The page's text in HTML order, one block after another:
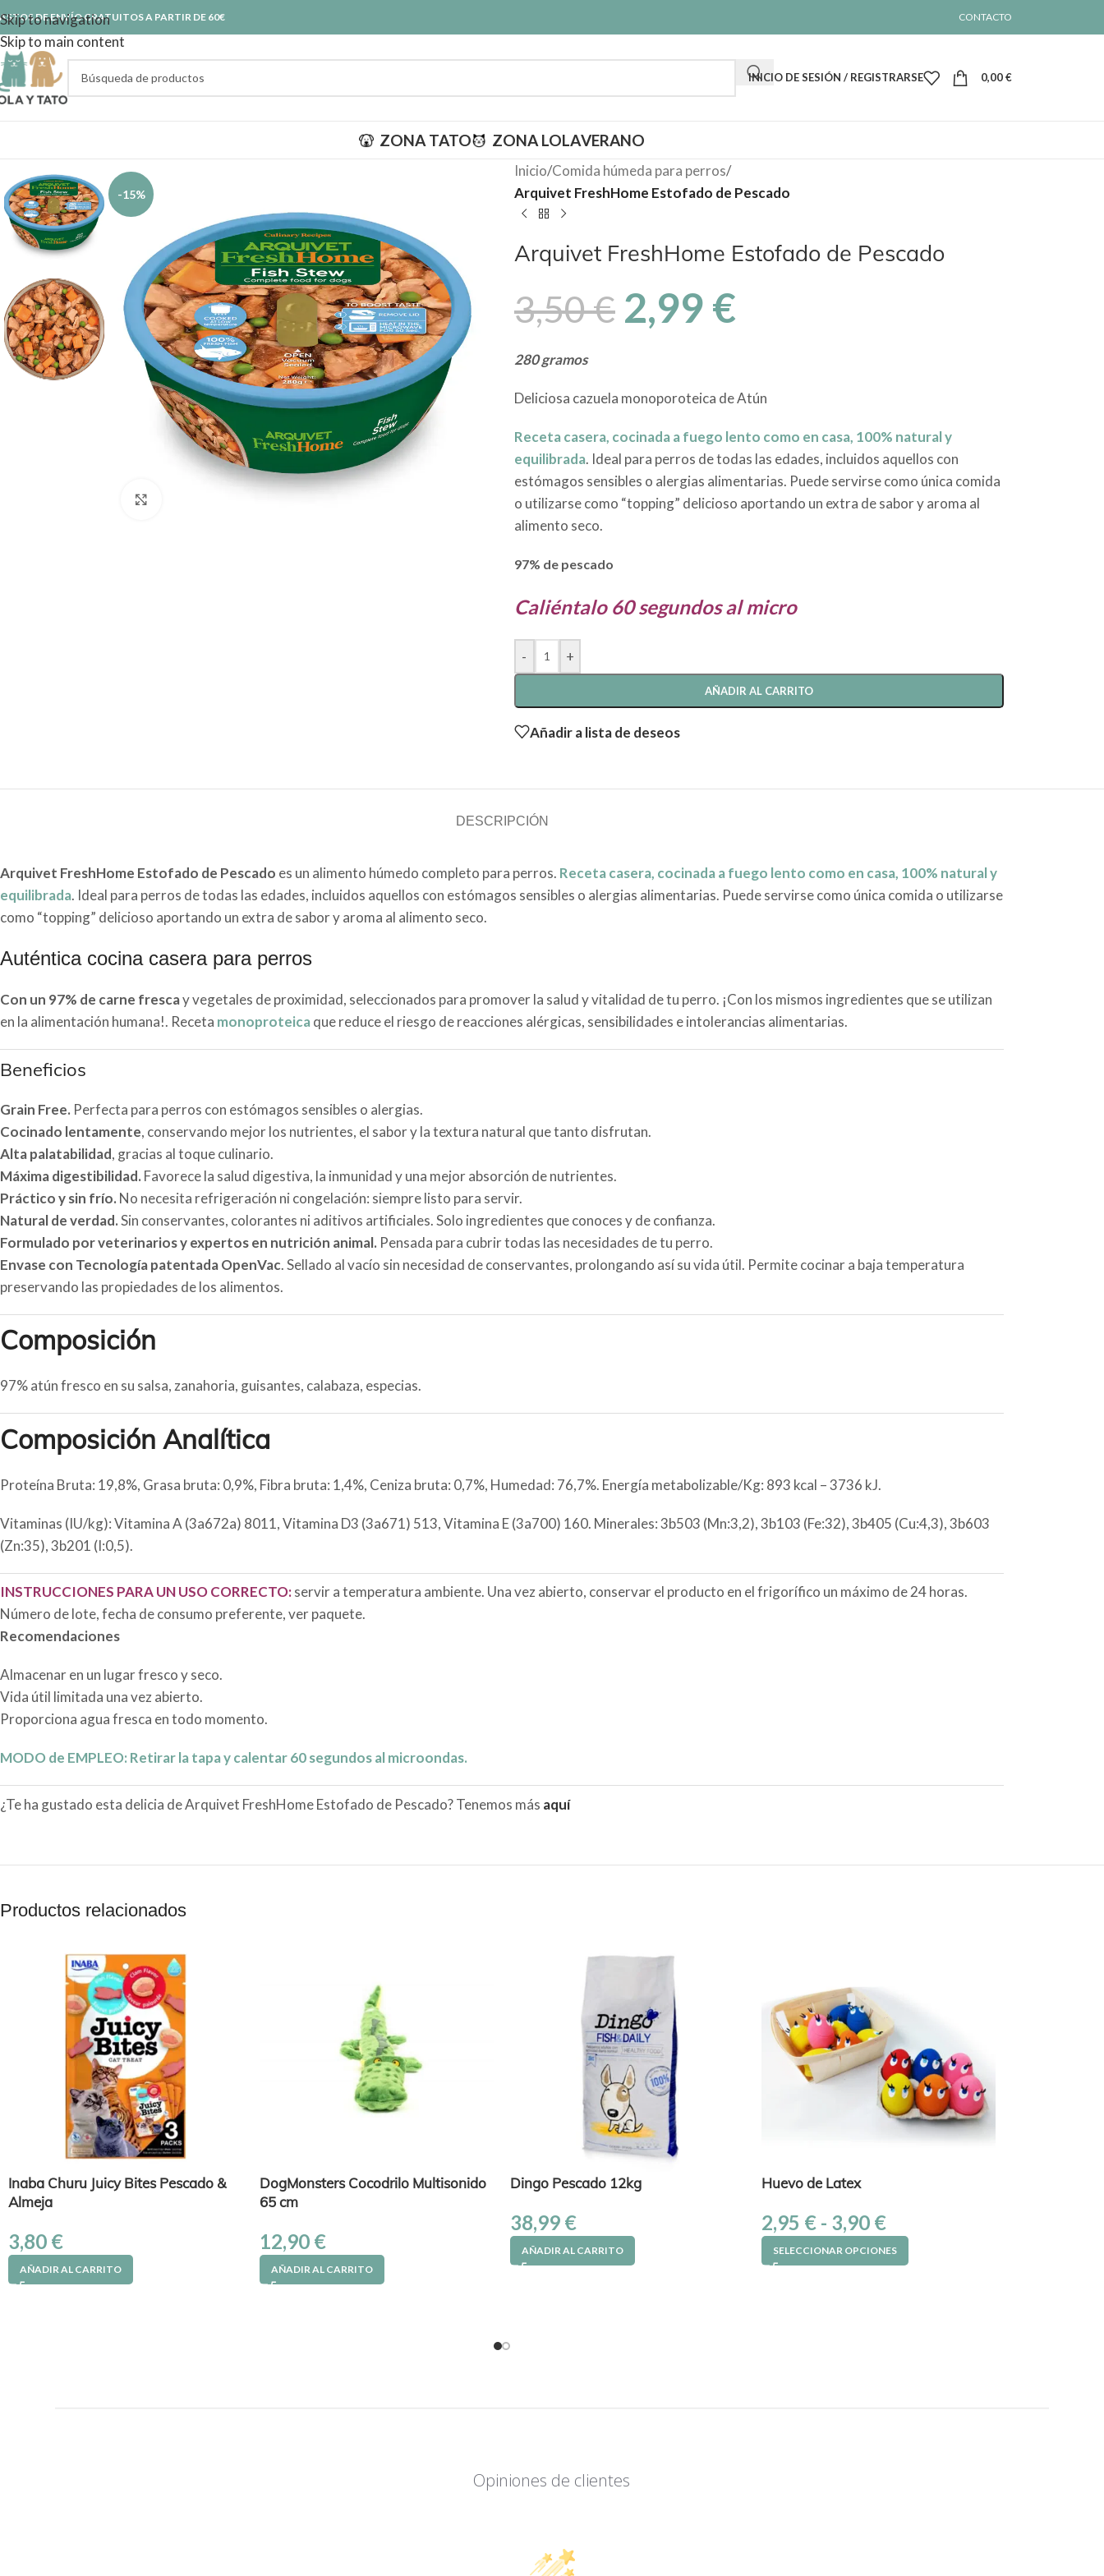
Skip to navigation
Skip to main content
DE ENVÍO GRATUITOS A PARTIR DE 60€ CONTACTO
INICIO DE SESIÓN / REGISTRARSE 0,00€
ZONA TATO ZONA LOLAVERANO
-15%
Inicio/Comida húmeda para perros/
Arquivet FreshHome Estofado de Pescado
Arquivet FreshHome Estofado de Pescado
3,50€ 2,99 €
280 gramos
Deliciosa cazuela monoporoteica de Atún
Receta casera, cocinada a fuego lento como en casa, 100% natural y
equilibrada. Ideal para perros de todas las edades, incluidos aquellos con
estómagos sensibles o alergias alimentarias. Puede servirse como única comida
o utilizarse como “topping” delicioso aportando un extra de sabor y aroma al
alimento seco.
97% de pescado
Caliéntalo 60 segundos al micro
- +
AÑADIR AL CARRITO
Añadir a lista de deseos
DESCRIPCIÓN
Arquivet FreshHome Estofado de Pescado es un alimento húmedo completo para perros. Receta casera, cocinada a fuego lento como en casa, 100% natural y
equilibrada. Ideal para perros de todas las edades, incluidos aquellos con estómagos sensibles o alergias alimentarias. Puede servirse como única comida o utilizarse
como “topping” delicioso aportando un extra de sabor y aroma al alimento seco.
Auténtica cocina casera para perros
Con un 97% de carne frescay vegetales de proximidad, seleccionados para promover la salud y vitalidad de tu perro. ¡Con los mismos ingredientes que se utilizan
en la alimentación humana!. Receta monoproteicaque reduce el riesgo de reacciones alérgicas, sensibilidades e intolerancias alimentarias.
Beneficios
Grain Free. Perfecta para perros con estómagos sensibles o alergias.
Cocinado lentamente, conservando mejor los nutrientes, el sabor y la textura natural que tanto disfrutan.
Alta palatabilidad, gracias al toque culinario.
Máxima digestibilidad. Favorece la salud digestiva, la inmunidad y una mejor absorción de nutrientes.
Práctico y sin frío. No necesita refrigeración ni congelación: siempre listo para servir.
Natural de verdad.Sin conservantes, colorantes ni aditivos artificiales. Solo ingredientes que conoces y de confianza.
Formulado por veterinarios y expertos en nutrición animal. Pensada para cubrir todas las necesidades de tu perro.
Envase con Tecnología patentada OpenVac. Sellado al vacío sin necesidad de conservantes, prolongando así su vida útil. Permite cocinar a baja temperatura
preservando las propiedades de los alimentos.
Composición
97% atún fresco en su salsa, zanahoria, guisantes, calabaza, especias.
Composición Analítica
Proteína Bruta: 19,8%, Grasa bruta: 0,9%, Fibra bruta: 1,4%, Ceniza bruta: 0,7%, Humedad: 76,7%. Energía metabolizable/Kg: 893 kcal – 3736 kJ.
Vitaminas (IU/kg): Vitamina A (3a672a) 8011, Vitamina D3 (3a671) 513, Vitamina E (3a700) 160. Minerales: 3b503 (Mn:3,2), 3b103 (Fe:32), 3b405 (Cu:4,3), 3b603
(Zn:35), 3b201 (I:0,5).
INSTRUCCIONES PARA UN USO CORRECTO:servir a temperatura ambiente. Una vez abierto, conservar el producto en el frigorífico un máximo de 24 horas.
Número de lote, fecha de consumo preferente, ver paquete.
Recomendaciones
Almacenar en un lugar fresco y seco.
Vida útil limitada una vez abierto.
Proporciona agua fresca en todo momento.
MODO de EMPLEO: Retirar la tapa y calentar 60 segundos al microondas.
¿Te ha gustado esta delicia de Arquivet FreshHome Estofado de Pescado? Tenemos más aquí
Productos relacionados
Inaba Churu Juicy Bites Pescado &
Almeja
3,80 €
AÑADIR AL CARRITO
DogMonsters Cocodrilo Multisonido
65 cm
12,90 €
AÑADIR AL CARRITO
Dingo Pescado 12kg
38,99 €
AÑADIR AL CARRITO
Huevo de Latex
2,95 € - 3,90 €
SELECCIONAR OPCIONES
Opiniones de clientes